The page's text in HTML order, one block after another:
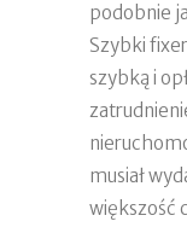
podobnie
Szybki
szybką i
musiał
większość